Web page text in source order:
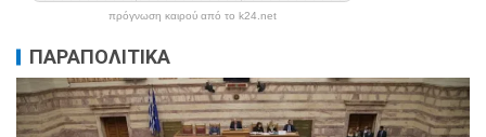
πρόγνωση καιρού από το k24.net
ΠΑΡΑΠΟΛΙΤΙΚΑ